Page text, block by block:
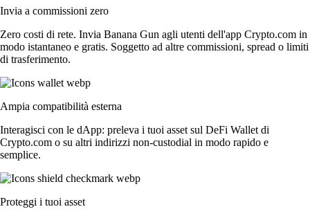
Invia a commissioni zero
Zero costi di rete. Invia Banana Gun agli utenti dell'app Crypto.com in
modo istantaneo e gratis. Soggetto ad altre commissioni, spread o limiti
di trasferimento.
Ampia compatibilità esterna
Interagisci con le dApp: preleva i tuoi asset sul DeFi Wallet di
Crypto.com o su altri indirizzi non-custodial in modo rapido e
semplice.
Proteggi i tuoi asset